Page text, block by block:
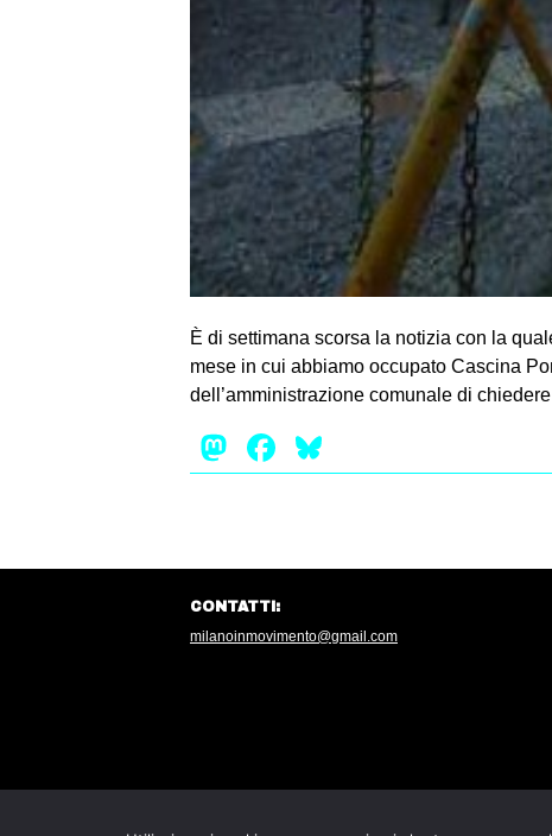
È di settimana scorsa la notizia con la
mese in cui abbiamo occupato Cascina
dell’amministrazione comunale di
Mastodon
Facebook
CONTATTI:
milanoinmovimento@gmail.com